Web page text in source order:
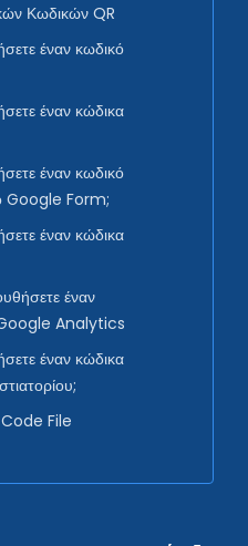
Κωδικών QR
έναν κωδικό
έναν κώδικα
έναν κωδικό
Google Form;
έναν κώδικα
έναν
Analytics
έναν κώδικα
File